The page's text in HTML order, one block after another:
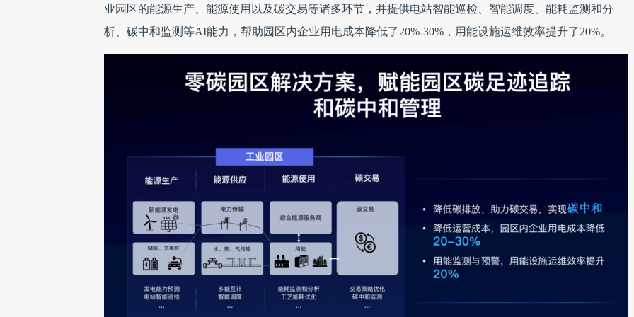
业园区的能源生产、能源使用以及碳交易等诸多环节，并提供电站智能巡检、智能调度、能耗监测和分
析、碳中和监测等AI能力，帮助园区内企业用电成本降低了20%-30%，用能设施运维效率提升了20%。